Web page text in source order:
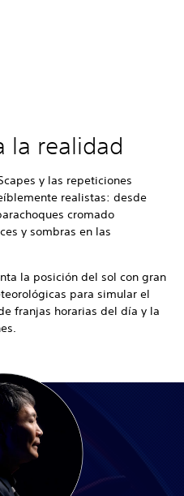
la realidad
y las repeticiones
realistas: desde
cromado
y sombras en las
la posición del sol con gran
para simular el
franjas horarias del día y la